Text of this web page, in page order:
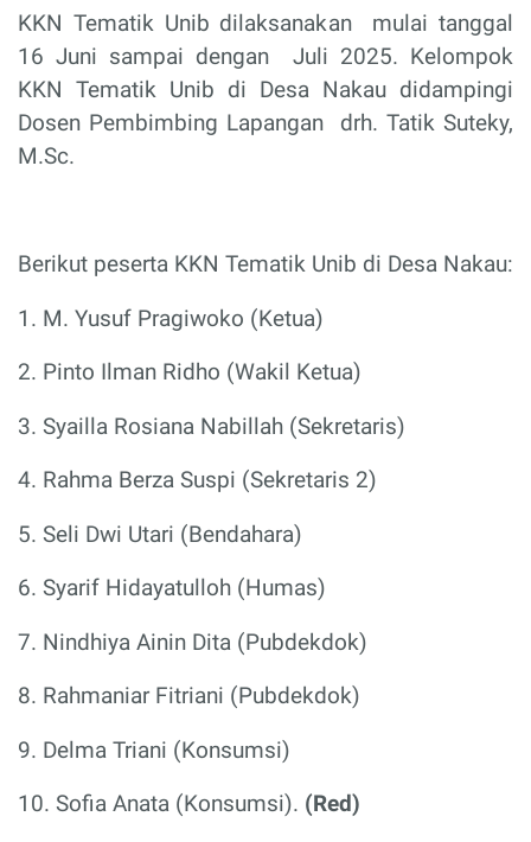
KKN Tematik Unib dilaksanakan
mulai tanggal
16 Juni sampai dengan
Juli 2025. Kelompok
KKN Tematik Unib di Desa Nakau didampingi
Dosen Pembimbing Lapangan
drh. Tatik Suteky,
M.Sc.
Berikut peserta KKN Tematik Unib di Desa Nakau:
1. M. Yusuf Pragiwoko (Ketua)
2. Pinto Ilman Ridho (Wakil Ketua)
3. Syailla Rosiana Nabillah (Sekretaris)
4. Rahma Berza Suspi (Sekretaris 2)
5. Seli Dwi Utari (Bendahara)
6. Syarif Hidayatulloh (Humas)
7. Nindhiya Ainin Dita (Pubdekdok)
8. Rahmaniar Fitriani (Pubdekdok)
9. Delma Triani (Konsumsi)
10. Sofia Anata (Konsumsi). (Red)